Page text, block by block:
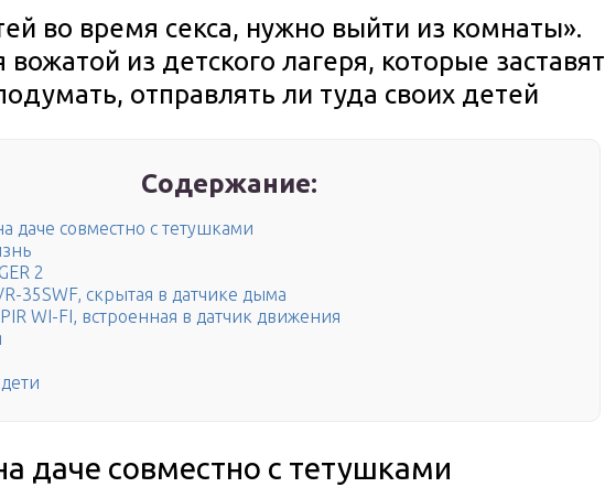
во время секса, нужно выйти из комнаты».
вожатой из детского лагеря, которые заставят
отправлять ли туда своих детей
Содержание:
даче совместно с тетушками
2
35SWF, скрытая в датчике дыма
WI-FI, встроенная в датчик движения
даче совместно с тетушками